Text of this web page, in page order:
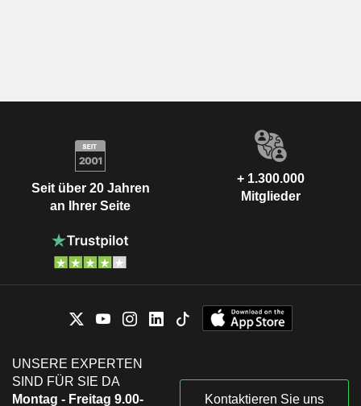
Seit über 20 Jahren
an Ihrer Seite
+ 1.300.000
Mitglieder
UNSERE EXPERTEN
SIND FÜR SIE DA
Montag - Freitag 9.00-
Kontaktieren Sie uns